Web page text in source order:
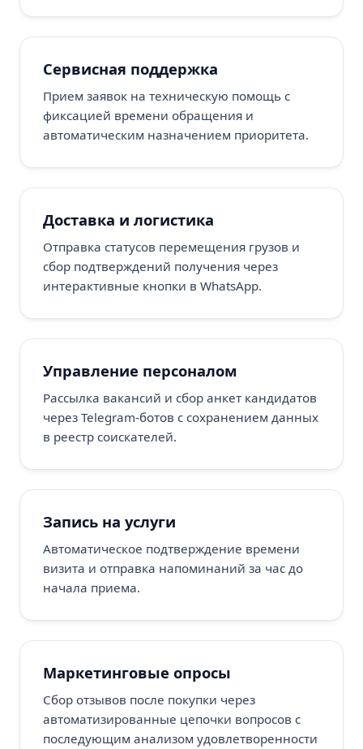
Сервисная поддержка
Прием заявок на техническую помощь с
фиксацией времени обращения и
автоматическим назначением приоритета.
Доставка и логистика
Отправка статусов перемещения грузов и
сбор подтверждений получения через
интерактивные кнопки в WhatsApp.
Управление персоналом
Рассылка вакансий и сбор анкет кандидатов
через Telegram-ботов с сохранением данных
в реестр соискателей.
Запись на услуги
Автоматическое подтверждение времени
визита и отправка напоминаний за час до
начала приема.
Маркетинговые опросы
Сбор отзывов после покупки через
автоматизированные цепочки вопросов с
последующим анализом удовлетворенности